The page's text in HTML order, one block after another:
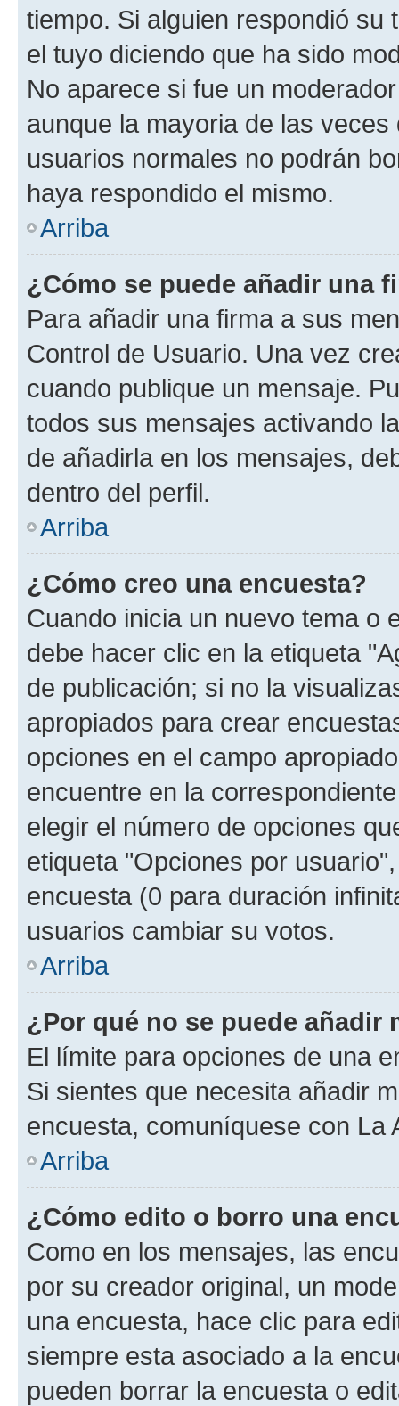
tiempo. Si alguien respondió
el tuyo diciendo que ha sido
No aparece si fue un
aunque la mayoria de las
usuarios normales no podrán
haya respondido el mismo.
Arriba
¿Cómo se puede añadir una
Para añadir una firma a sus
Control de Usuario. Una vez
cuando publique un mensaje.
todos sus mensajes activando
de añadirla en los mensajes,
dentro del perfil.
Arriba
¿Cómo creo una encuesta?
Cuando inicia un nuevo tema o
debe hacer clic en la etiqueta
de publicación; si no la
apropiados para crear
opciones en el campo
encuentre en la
elegir el número de opciones
etiqueta "Opciones por
encuesta (0 para duración
usuarios cambiar su votos.
Arriba
¿Por qué no se puede añadir
El límite para opciones de una
Si sientes que necesita añadir
encuesta, comuníquese con La
Arriba
¿Cómo edito o borro una
Como en los mensajes, las
por su creador original, un
una encuesta, hace clic para
siempre esta asociado a la
pueden borrar la encuesta o